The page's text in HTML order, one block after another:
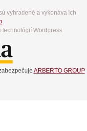
vyhradené a vykonáva ich
.
technológií Wordpress.
ARBERTO GROUP